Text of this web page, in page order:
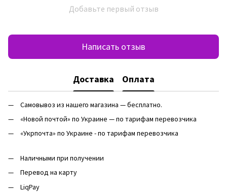
Добавьте первый отзыв
Написать отзыв
Доставка Оплата
Самовывоз из нашего магазина — бесплатно.
«Новой почтой» по Украине — по тарифам перевозчика
«Укрпочта» по Украине - по тарифам перевозчика
Наличными при получении
Перевод на карту
LiqPay